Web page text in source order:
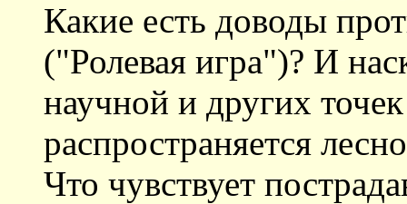
Какие есть доводы
("Ролевая игра")? И
научной и других
распространяется
Что чувствует